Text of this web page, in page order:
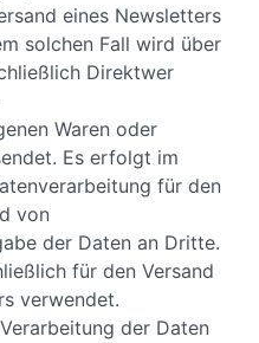
eines Newsletters
solchen Fall wird über
Direktwer
Waren oder
Es erfolgt im
für den
von
der Daten an Dritte.
für den Versand
verwendet.
der Daten